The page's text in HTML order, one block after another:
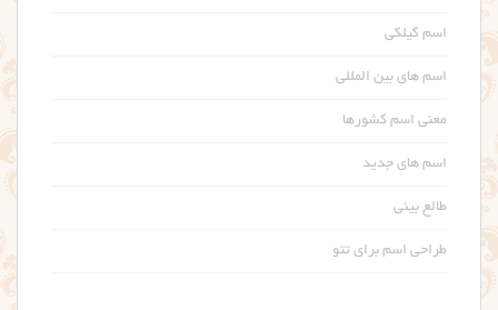
اسم گیلکی
اسم های بین المللی
معنی اسم کشورها
اسم های جدید
طالع بینی
طراحی اسم برای تتو